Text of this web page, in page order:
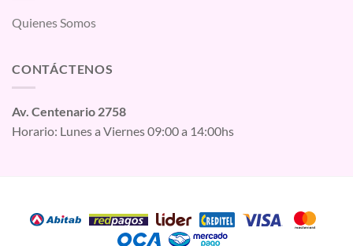
Quienes Somos
CONTÁCTENOS
Av. Centenario 2758
Horario: Lunes a Viernes 09:00 a 14:00hs